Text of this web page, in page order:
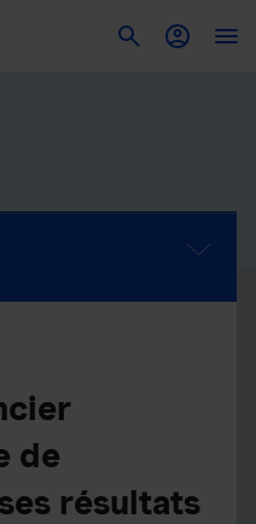
de
résultats